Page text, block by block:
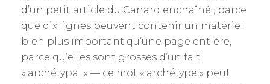
d’un petit article du Canard enchaîné ; parce
que dix lignes peuvent contenir un matériel
bien plus important qu’une page entière,
parce qu’elles sont grosses d’un fait
« archétypal » — ce mot « archétype » peut